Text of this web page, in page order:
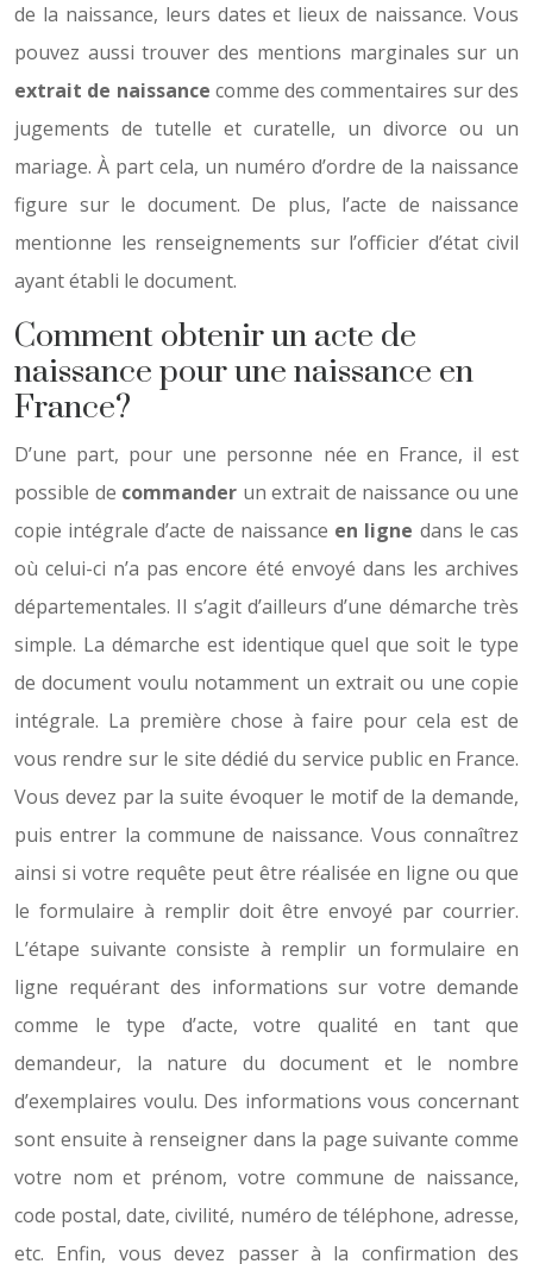
de la naissance, leurs dates et lieux de naissance. Vous
pouvez aussi trouver des mentions marginales sur un
extrait de naissance comme des commentaires sur des
jugements de tutelle et curatelle, un divorce ou un
mariage. À part cela, un numéro d’ordre de la naissance
figure sur le document. De plus, l’acte de naissance
mentionne les renseignements sur l’officier d’état civil
ayant établi le document.
Comment obtenir un acte de
naissance pour une naissance en
France?
D’une part, pour une personne née en France, il est
possible de commander un extrait de naissance ou une
copie intégrale d’acte de naissance en ligne dans le cas
où celui-ci n’a pas encore été envoyé dans les archives
départementales. Il s’agit d’ailleurs d’une démarche très
simple. La démarche est identique quel que soit le type
de document voulu notamment un extrait ou une copie
intégrale. La première chose à faire pour cela est de
vous rendre sur le site dédié du service public en France.
Vous devez par la suite évoquer le motif de la demande,
puis entrer la commune de naissance. Vous connaîtrez
ainsi si votre requête peut être réalisée en ligne ou que
le formulaire à remplir doit être envoyé par courrier.
L’étape suivante consiste à remplir un formulaire en
ligne requérant des informations sur votre demande
comme le type d’acte, votre qualité en tant que
demandeur, la nature du document et le nombre
d’exemplaires voulu. Des informations vous concernant
sont ensuite à renseigner dans la page suivante comme
votre nom et prénom, votre commune de naissance,
code postal, date, civilité, numéro de téléphone, adresse,
etc. Enfin, vous devez passer à la confirmation des